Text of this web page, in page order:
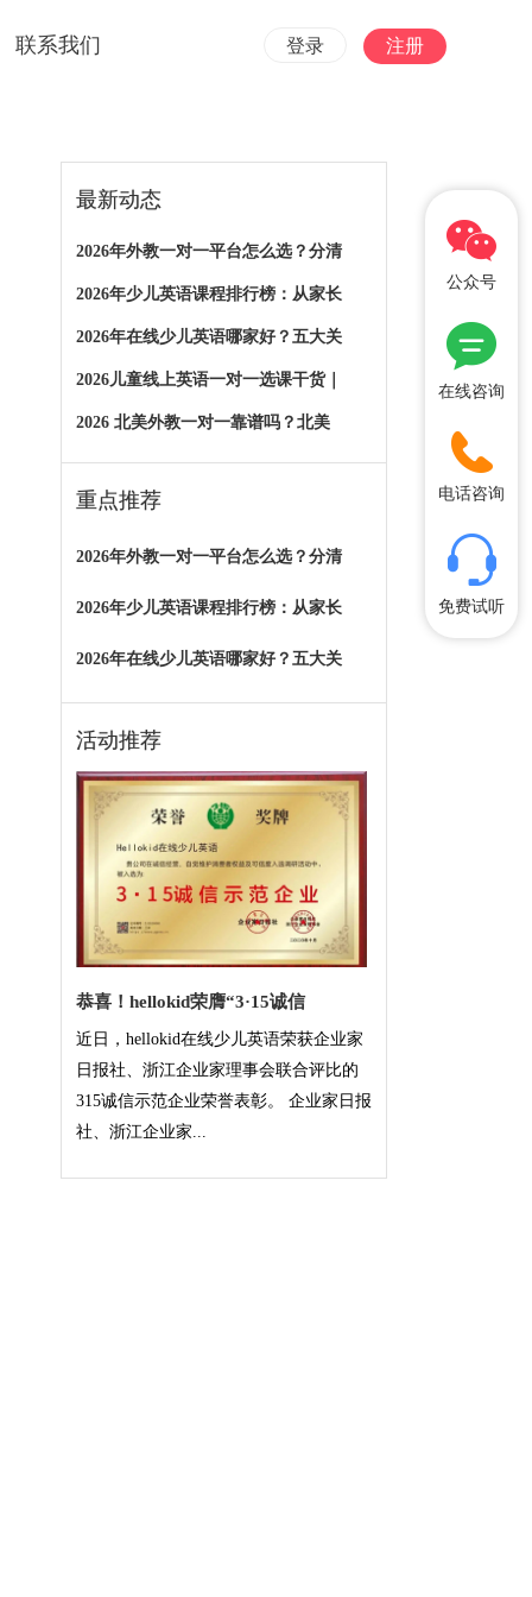
联系我们 登录 注册
最新动态
2026年外教一对一平台怎么选？分清
2026年少儿英语课程排行榜：从家长
2026年在线少儿英语哪家好？五大关
2026儿童线上英语一对一选课干货｜
2026 北美外教一对一靠谱吗？北美
重点推荐
2026年外教一对一平台怎么选？分清
2026年少儿英语课程排行榜：从家长
2026年在线少儿英语哪家好？五大关
活动推荐
恭喜！hellokid荣膺“3·15诚信
近日，hellokid在线少儿英语荣获企业家
日报社、浙江企业家理事会联合评比的
315诚信示范企业荣誉表彰。 企业家日报
社、浙江企业家...
公众号
在线咨询
电话咨询
免费试听